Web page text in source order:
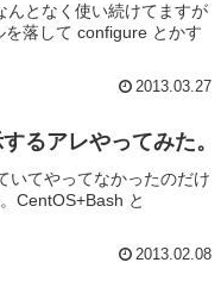
んとなく使い続けてますが
落して configure とかす
2013.03.27
るアレやってみた。
いてやってなかったのだけ
CentOS+Bash と
2013.02.08